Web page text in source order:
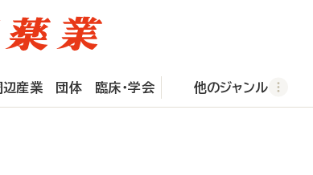
辺産業 団体 臨床・学会 他のジャンル